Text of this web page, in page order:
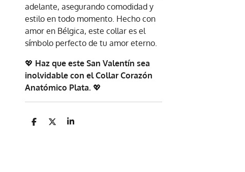
adelante, asegurando comodidad y
estilo en todo momento. Hecho con
amor en Bélgica, este collar es el
símbolo perfecto de tu amor eterno.
💖 Haz que este San Valentín sea
inolvidable con el Collar Corazón
Anatómico Plata. 💖
C
C
C